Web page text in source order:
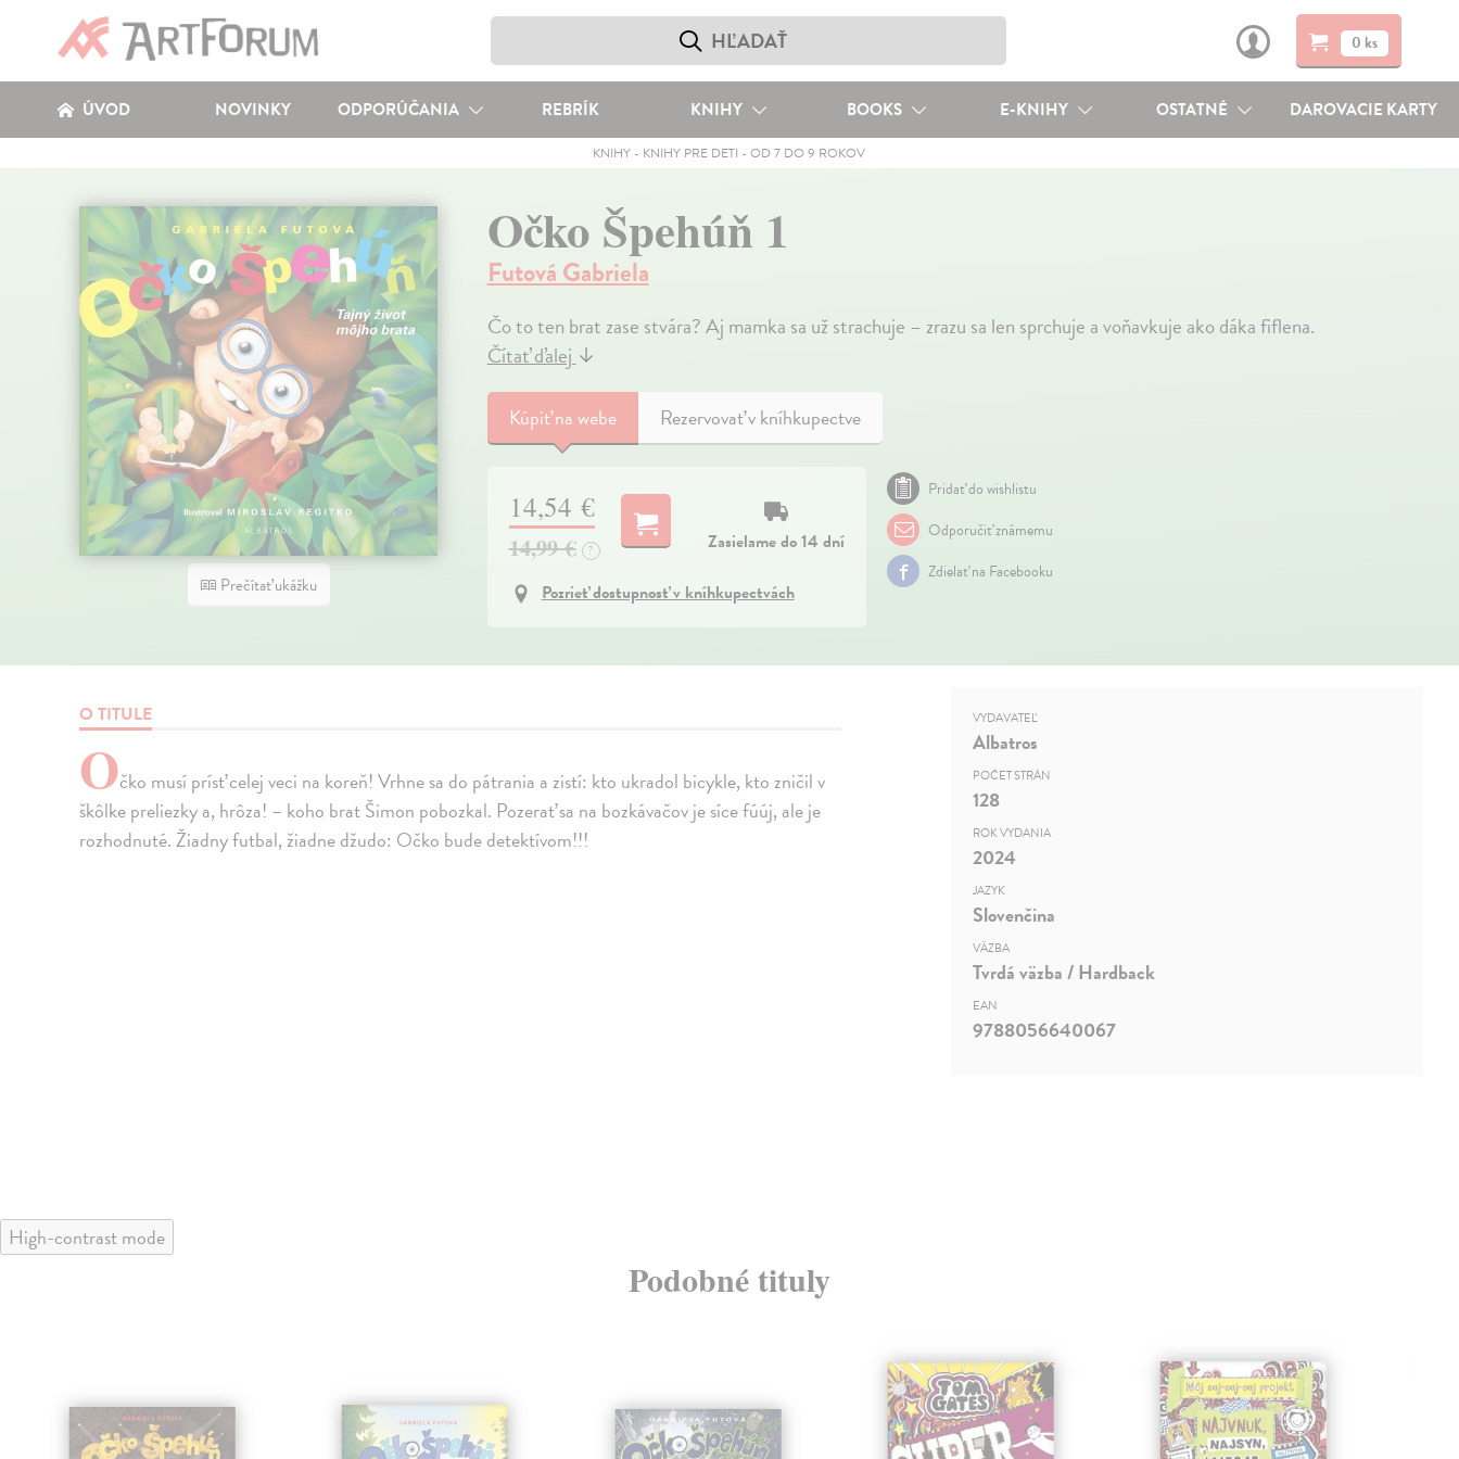
0 ks
ÚVOD NOVINKY ODPORÚČANIA REBRÍK KNIHY BOOKS E-KNIHY OSTATNÉ DAROVACIE KARTY
KNIHY - KNIHY PRE DETI -OD 7 DO 9 ROKOV
Prečítať ukážku
Očko Špehúň 1
Futová Gabriela
Čo to ten brat zase stvára? Aj mamka sa už strachuje – zrazu sa len sprchuje a voňavkuje ako dáka fiflena.
Čítať ďalej↓
Kúpiťna webe Rezervovať v kníhkupectve
14,54 €
14,99 € ?
Zasielame do 14 dní
Pozrieť dostupnosť v kníhkupectvách
Pridať do wishlistu
Odporučiť známemu
Zdielať na Facebooku
O TITULE
Očko musí prísť celej veci na koreň! Vrhne sa do pátrania a zistí: kto ukradol bicykle, kto zničil v
škôlke preliezky a, hrôza! – koho brat Šimon pobozkal. Pozerať sa na bozkávačov je síce fúúj, ale je
rozhodnuté. Žiadny futbal, žiadne džudo: Očko bude detektívom!!!
VYDAVATEĽ
Albatros
POČET STRÁN
128
ROK VYDANIA
2024
JAZYK
Slovenčina
VÄZBA
Tvrdá väzba / Hardback
EAN
9788056640067
High-contrast mode
Podobné tituly